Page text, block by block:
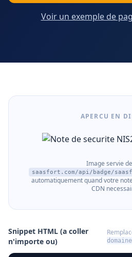
Voir un exemple de
APERCU EN
Image servie
saasfort.com/api/badge/
automatiquement quand votre
CDN
Snippet HTML (a coller
n'importe ou)